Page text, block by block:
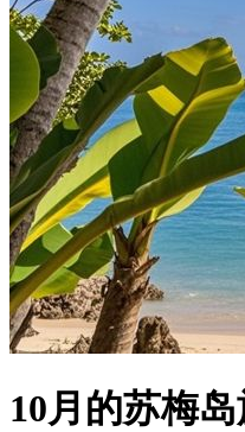
10月的苏梅